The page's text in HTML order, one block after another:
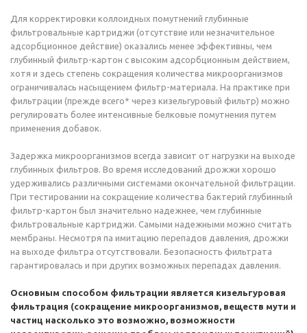
Для корректировки коллоидных помутнений глубинные
фильтровальные картриджи (отсутствие или незначительное
адсорбционное действие) оказались менее эффективны, чем
глубинный фильтр-картон с высоким адсорбционным действием,
хотя и здесь степень сокращения количества микроорганизмов
ограничивалась насыщением фильтр-материала. На практике при
фильтрации (прежде всего* через кизельгуровый фильтр) можно
регулировать более интенсивные белковые помутнения путем
применения добавок.
Задержка микроорганизмов всегда зависит от нагрузки на выходе
глубинных фильтров. Во время исследований дрожжи хорошо
удерживались различными системами окончательной фильтрации.
При тестировании на сокращение количества бактерий глубинный
фильтр-картон был значительно надежнее, чем глубинные
фильтровальные картриджи. Самыми надежными можно считать
мембраны. Несмотря па имитацию перепадов давления, дрожжи
на выходе фильтра отсутствовали. Безопасность фильтрата
гарантировалась и при других возможных перепадах давления.
Основным способом фильтрации является кизельгуровая
фильтрация (сокращение микроорганизмов, веществ мути и
частиц насколько это возможно, возможности